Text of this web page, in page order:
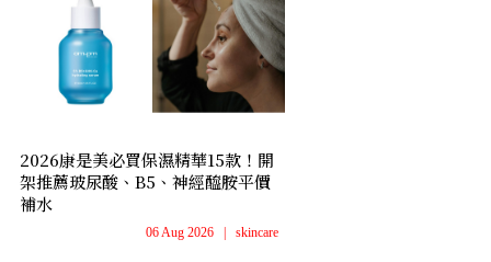
2026康是美必買保濕精華15款！開
架推薦玻尿酸、B5、神經醯胺平價
補水
06 Aug 2026 skincare